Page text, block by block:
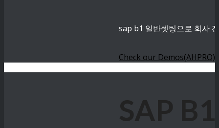
sap b1 일반셋팅으로 회사
Check our Demos(AHPRO)
SAP